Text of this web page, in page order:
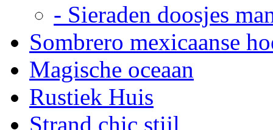
- Sieraden doosjes
Sombrero mexicaanse
Magische oceaan
Rustiek Huis
Strand chic stijl